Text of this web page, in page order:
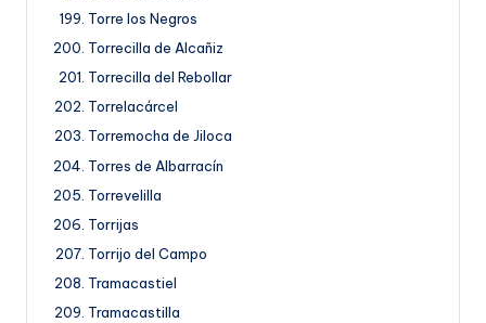
Torre los Negros
Torrecilla de Alcañiz
Torrecilla del Rebollar
Torrelacárcel
Torremocha de Jiloca
Torres de Albarracín
Torrevelilla
Torrijas
Torrijo del Campo
Tramacastiel
Tramacastilla